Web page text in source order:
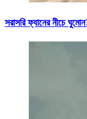
সরাসরি ফ্যানের নীচে